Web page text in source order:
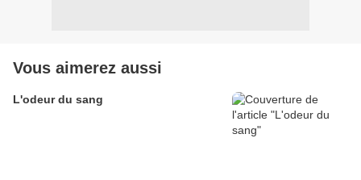
Vous aimerez aussi
L'odeur du sang